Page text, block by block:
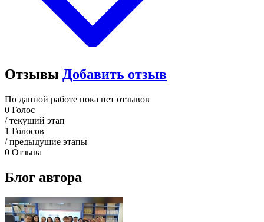
Отзывы Добавить отзыв
По данной работе пока нет отзывов
0 Голос
/ текущий этап
1 Голосов
/ предыдущие этапы
0 Отзыва
Блог автора